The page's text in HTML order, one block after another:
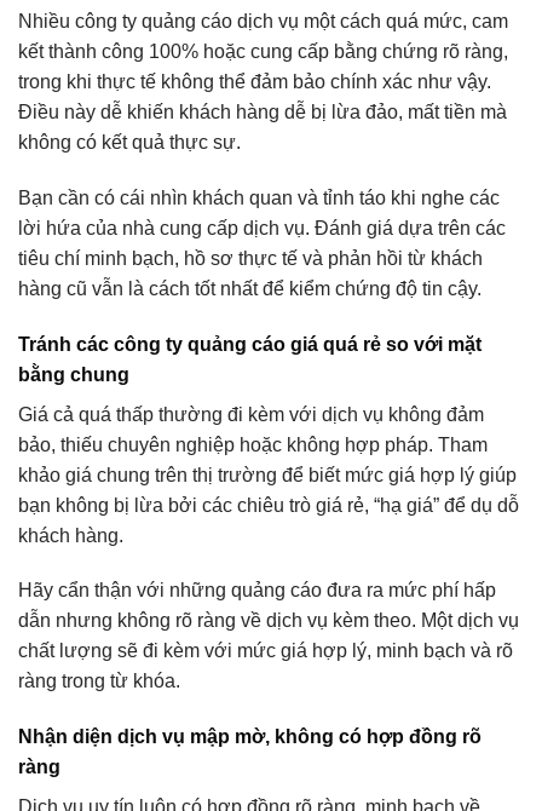
Nhiều công ty quảng cáo dịch vụ một cách quá mức, cam
kết thành công 100% hoặc cung cấp bằng chứng rõ ràng,
trong khi thực tế không thể đảm bảo chính xác như vậy.
Điều này dễ khiến khách hàng dễ bị lừa đảo, mất tiền mà
không có kết quả thực sự.
Bạn cần có cái nhìn khách quan và tỉnh táo khi nghe các
lời hứa của nhà cung cấp dịch vụ. Đánh giá dựa trên các
tiêu chí minh bạch, hồ sơ thực tế và phản hồi từ khách
hàng cũ vẫn là cách tốt nhất để kiểm chứng độ tin cậy.
Tránh các công ty quảng cáo giá quá rẻ so với mặt
bằng chung
Giá cả quá thấp thường đi kèm với dịch vụ không đảm
bảo, thiếu chuyên nghiệp hoặc không hợp pháp. Tham
khảo giá chung trên thị trường để biết mức giá hợp lý giúp
bạn không bị lừa bởi các chiêu trò giá rẻ, “hạ giá” để dụ dỗ
khách hàng.
Hãy cẩn thận với những quảng cáo đưa ra mức phí hấp
dẫn nhưng không rõ ràng về dịch vụ kèm theo. Một dịch vụ
chất lượng sẽ đi kèm với mức giá hợp lý, minh bạch và rõ
ràng trong từ khóa.
Nhận diện dịch vụ mập mờ, không có hợp đồng rõ
ràng